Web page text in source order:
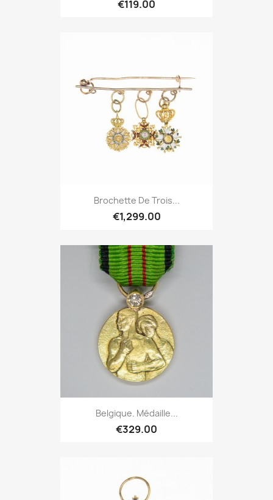
€119.00
Brochette De Trois...
€1,299.00
Belgique. Médaille...
€329.00